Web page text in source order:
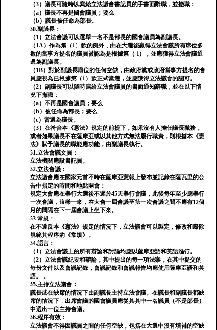
（3）議長可隨時以寫給立法議會書記員的手書面辭職，並撤職：
（a）議長不再是國會議員；要么
（b）議長被任命為部長。
50.副議長：
（1）立法會議可以選舉一名不是部長的國會議員為副議長。
（1A）作為第（1）款的例外，由在大選後贏得立法會議所有席位多
數的當事方提名的議員被認為是根據第（ 1），並應獲得立法會議通
過為副議長。
（1B）對於副議長職位的任何空缺，由政府黨或政府當事方提名的會
員應視為已根據第（1）款正式當選，並應獲得立法議會的認可。
（2）副議長可以隨時寫給立法會議員的書面通知辭職，並在以下情
況下撤職：
（a）不再是國會議員；要么
（b）被任命為部長；要么
（c）當選為議長。
（3）在符合本《憲法》規定的前提下，如果沒有人擔任議長職務，
或者如果議長不在薩摩亞或以其他方式無法履行職責，則根據本《憲
法》賦予議長的職能應功能，由副議長執行。
51.立法會議文員：
立法機關應設書記員。
52.立法會議：
立法議會應在國家元首不時在薩摩亞憲報上發布並記錄在薩瓦里的公
告中指定的時間和地點開會：
規定大會應在舉行大選後不遲於45天舉行會議，此後每年至少應舉行
一次會議，這樣一來，在大會一屆會議至第一次會議之間不應有12個
月的間隔在下一屆會議上坐下來。
53.常規：
在不違反本《憲法》規定的情況下，立法議會可以製定，修改和廢除
規範其程序的《常規》。
54.語言：
（1）立法會議上的所有辯論和討論均應以薩摩亞語和英語進行。
（2）立法會議紀要和辯論，其中提出的每一項法案，在其中提交的
每份文件以及會議記錄，會議記錄和會議報告均應使用薩摩亞語和英
語。 。
55.主持立法議會：
議長或在缺席的情況下由副議長主持立法會議。在議長和副議長都缺
席的情況下，出席會議的國會議員應從其其中一名議員（不是部長）
中選出一位主持會議。
56.程序有效：
立法議會不得因議員之間的任何空缺，包括在大選中沒有填補的空缺